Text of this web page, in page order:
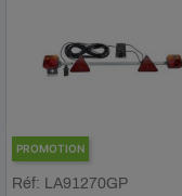
PROMOTION
Réf: LA91270GP